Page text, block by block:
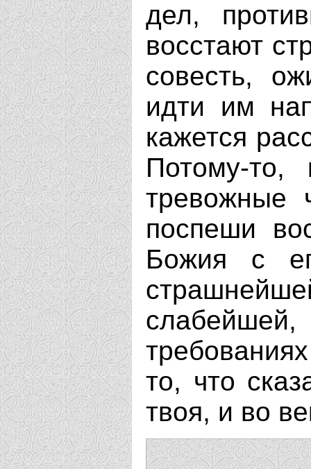
дел,
восстают
совесть,
идти им
кажется
Потому-то,
тревожные
поспеши
Божия с
то, что
твоя, и во